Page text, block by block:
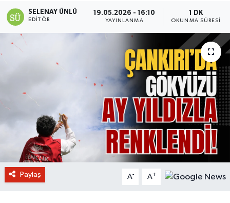
SELENAY ÜNLÜ
EDITÖR
19.05.2026 - 16:10
YAYINLANMA
1 DK
OKUNMA SÜRESI
Paylaş A- A+